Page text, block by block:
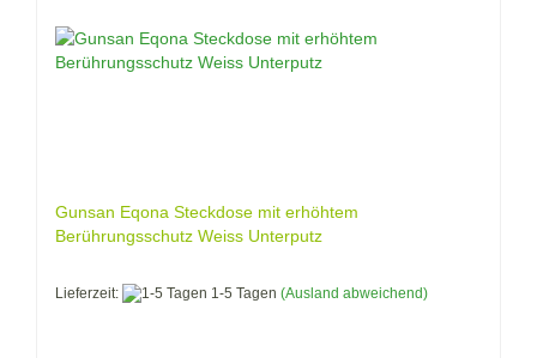
Gunsan Eqona Steckdose mit erhöhtem
Berührungsschutz Weiss Unterputz
Lieferzeit: 1-5 Tagen (Ausland abweichend)